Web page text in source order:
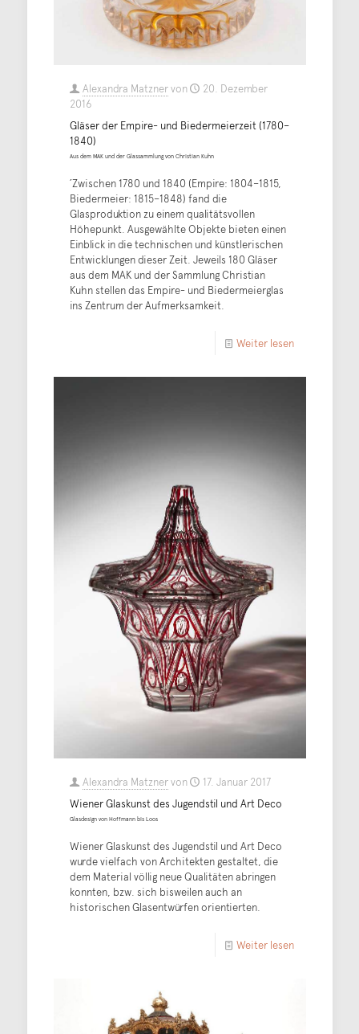
Alexandra Matznervon
20. Dezember
2016
Gläser der Empire- und Biedermeierzeit (1780–
1840)
Aus dem MAK und der Glassammlung von Christian Kuhn
´Zwischen 1780 und 1840 (Empire: 1804–1815,
Biedermeier: 1815–1848) fand die
Glasproduktion zu einem qualitätsvollen
Höhepunkt. Ausgewählte Objekte bieten einen
Einblick in die technischen und künstlerischen
Entwicklungen dieser Zeit. Jeweils 180 Gläser
aus dem MAK und der Sammlung Christian
Kuhn stellen das Empire- und Biedermeierglas
ins Zentrum der Aufmerksamkeit.
Weiter lesen
Alexandra Matznervon
17. Januar 2017
Wiener Glaskunst des Jugendstil und Art Deco
Glasdesign von Hoffmann bis Loos
Wiener Glaskunst des Jugendstil und Art Deco
wurde vielfach von Architekten gestaltet, die
dem Material völlig neue Qualitäten abringen
konnten, bzw. sich bisweilen auch an
historischen Glasentwürfen orientierten.
Weiter lesen